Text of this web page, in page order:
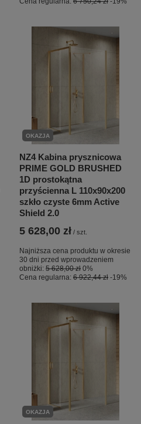
OKAZJA
NZ4 Kabina prysznicowa
PRIME GOLD BRUSHED
1D prostokątna
przyścienna L 110x90x200
szkło czyste 6mm Active
Shield 2.0
5 628,00 zł / szt.
Najniższa cena produktu w okresie
30 dni przed wprowadzeniem
obniżki: 5 628,00 zł 0%
Cena regularna: 6 922,44 zł -19%
OKAZJA